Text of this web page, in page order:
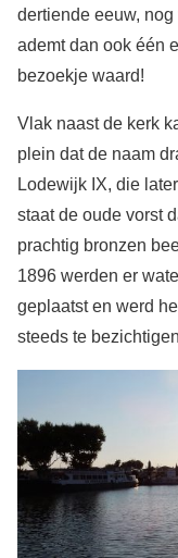
dertiende eeuw,
ademt dan ook één
bezoekje waard!
Vlak naast de kerk
plein dat de naam
Lodewijk IX, die
staat de oude vorst
prachtig bronzen
1896 werden er
geplaatst en werd
steeds te